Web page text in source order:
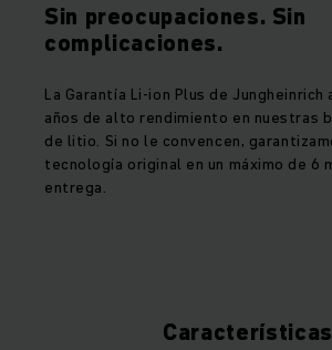
Sin preocupaciones. Sin
complicaciones.
La Garantía Li-ion Plus de Jungheinrich
años de alto rendimiento en nuestras
de litio. Si no le convencen,
tecnología original en un máximo de 6
entrega.
Características